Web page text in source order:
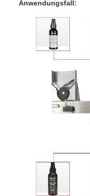
Anwendungsfall: